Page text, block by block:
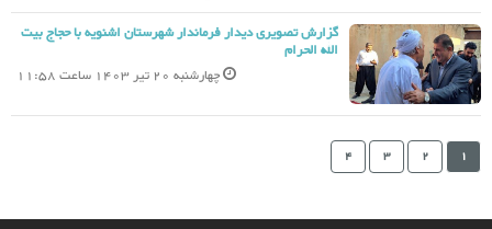
گزارش تصویری دیدار فرماندار شهرستان اشنویه با حجاج بیت
الله الحرام
چهارشنبه 20 تیر 1403 ساعت 11:58
1
2
3
4